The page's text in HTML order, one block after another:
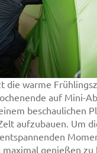
die warme
auf Mini-
beschaulichen
aufzubauen. Um
genießen zu